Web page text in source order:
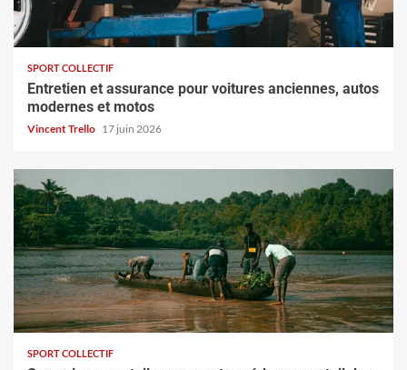
SPORT COLLECTIF
Entretien et assurance pour voitures anciennes, autos
modernes et motos
Vincent Trello 17 juin 2026
SPORT COLLECTIF